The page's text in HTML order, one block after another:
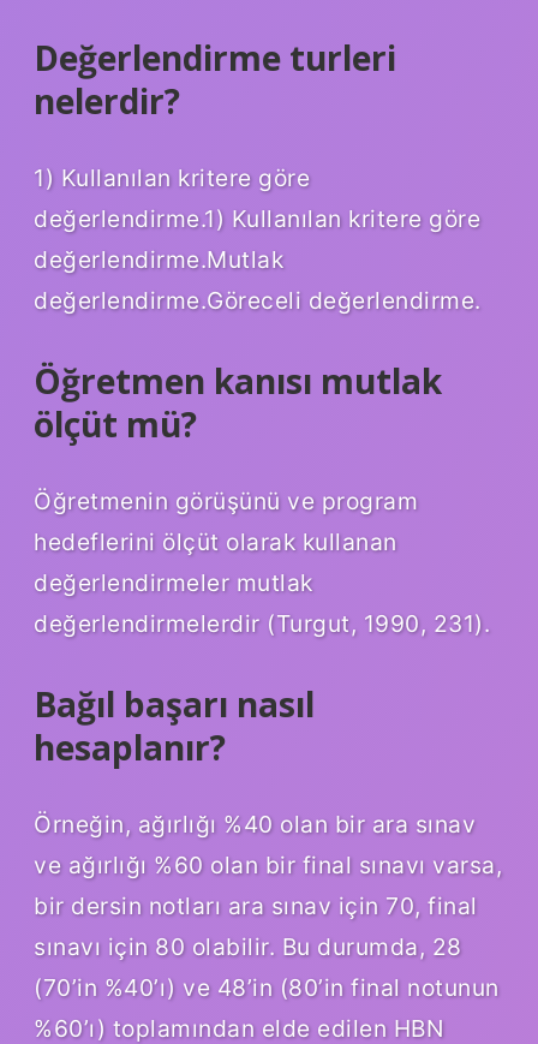
Değerlendirme turleri
nelerdir?
1) Kullanılan kritere göre
değerlendirme.1) Kullanılan kritere göre
değerlendirme.Mutlak
değerlendirme.Göreceli değerlendirme.
Öğretmen kanısı mutlak
ölçüt mü?
Öğretmenin görüşünü ve program
hedeflerini ölçüt olarak kullanan
değerlendirmeler mutlak
değerlendirmelerdir (Turgut, 1990, 231).
Bağıl başarı nasıl
hesaplanır?
Örneğin, ağırlığı %40 olan bir ara sınav
ve ağırlığı %60 olan bir final sınavı varsa,
bir dersin notları ara sınav için 70, final
sınavı için 80 olabilir. Bu durumda, 28
(70’in %40’ı) ve 48’in (80’in final notunun
%60’ı) toplamından elde edilen HBN